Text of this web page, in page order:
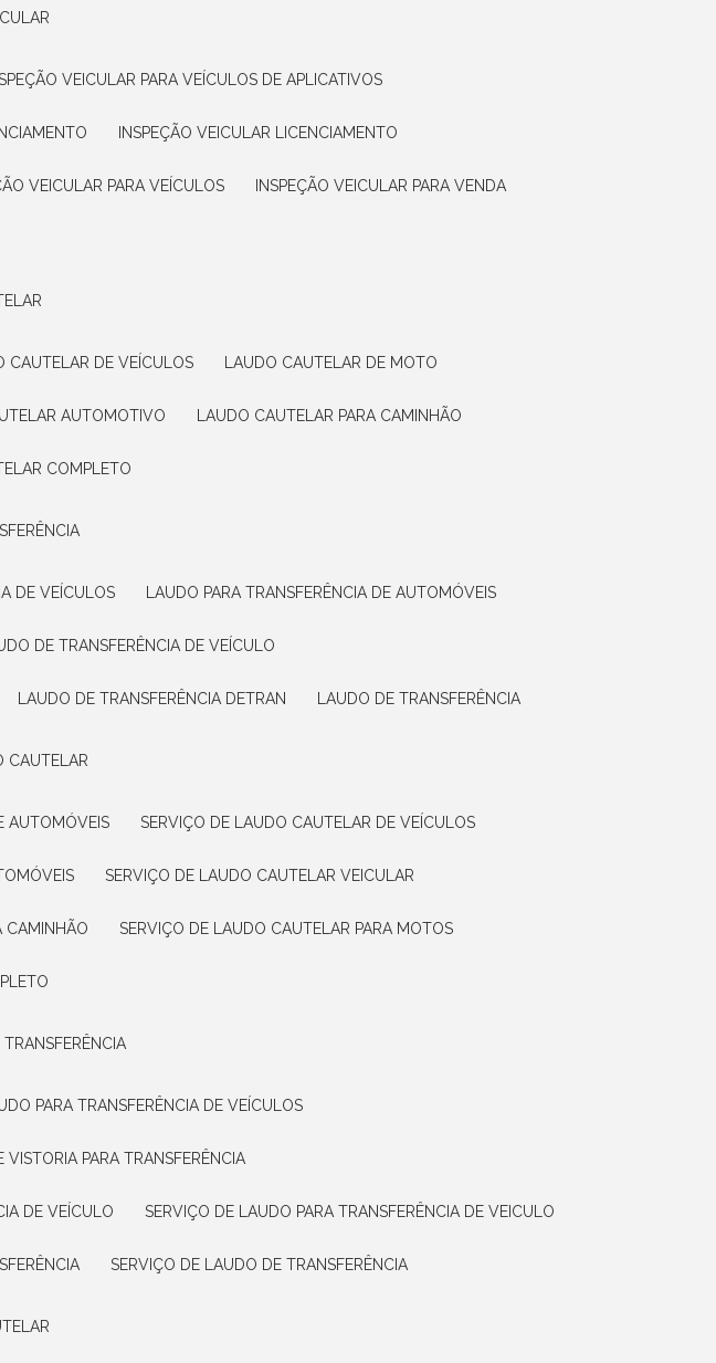
VEICULAR PARA VEÍCULOS DE APLICATIVOS
INSPEÇÃO VEICULAR LICENCIAMENTO
VEICULAR PARA VEÍCULOS INSPEÇÃO VEICULAR PARA VENDA
CAUTELAR DE VEÍCULOS LAUDO CAUTELAR DE MOTO
AUTOMOTIVO LAUDO CAUTELAR PARA CAMINHÃO
COMPLETO
DE VEÍCULOS LAUDO PARA TRANSFERÊNCIA DE AUTOMÓVEIS
DE TRANSFERÊNCIA DE VEÍCULO
LAUDO DE TRANSFERÊNCIA DETRAN LAUDO DE TRANSFERÊNCIA
CAUTELAR
AUTOMÓVEIS SERVIÇO DE LAUDO CAUTELAR DE VEÍCULOS
SERVIÇO DE LAUDO CAUTELAR VEICULAR
CAMINHÃO SERVIÇO DE LAUDO CAUTELAR PARA MOTOS
TRANSFERÊNCIA
PARA TRANSFERÊNCIA DE VEÍCULOS
VISTORIA PARA TRANSFERÊNCIA
DE VEÍCULO SERVIÇO DE LAUDO PARA TRANSFERÊNCIA DE VEICULO
SERVIÇO DE LAUDO DE TRANSFERÊNCIA